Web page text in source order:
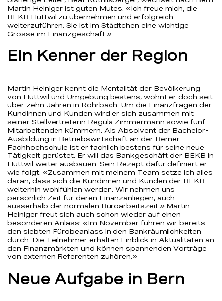
Martin Heiniger ist guten Mutes: «Ich freue mich, die
BEKB Huttwil zu übernehmen und erfolgreich
weiterzuführen. Sie ist im Städtchen eine wichtige
Grösse im Finanzgeschäft.»
Ein Kenner der Region
Martin Heiniger kennt die Mentalität der Bevölkerung
von Huttwil und Umgebung bestens, wohnt er doch seit
über zehn Jahren in Rohrbach. Um die Finanzfragen der
Kundinnen und Kunden wird er sich zusammen mit
seiner Stellvertreterin Regula Zimmermann sowie fünf
Mitarbeitenden kümmern. Als Absolvent der Bachelor-
Ausbildung in Betriebswirtschaft an der Berner
Fachhochschule ist er fachlich bestens für seine neue
Tätigkeit gerüstet. Er will das Bankgeschäft der BEKB in
Huttwil weiter ausbauen. Sein Rezept dafür definiert er
wie folgt: «Zusammen mit meinem Team setze ich alles
daran, dass sich die Kundinnen und Kunden der BEKB
weiterhin wohlfühlen werden. Wir nehmen uns
persönlich Zeit für deren Finanzanliegen, auch
ausserhalb der normalen Büroarbeitszeit.» Martin
Heiniger freut sich auch schon wieder auf einen
besonderen Anlass: «Im November führen wir bereits
den siebten Fürobeanlass in den Bankräumlichkeiten
durch. Die Teilnehmer erhalten Einblick in Aktualitäten an
den Finanzmärkten und können spannenden Vorträge
von externen Referenten zuhören.»
Neue Aufgabe in Bern